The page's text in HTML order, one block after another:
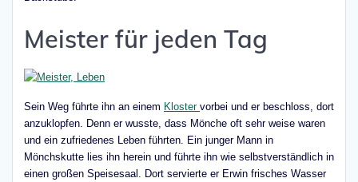
Meister für jeden Tag
Sein Weg führte ihn an einem Kloster vorbei und er beschloss, dort
anzuklopfen. Denn er wusste, dass Mönche oft sehr weise waren
und ein zufriedenes Leben führten. Ein junger Mann in
Mönchskutte lies ihn herein und führte ihn wie selbstverständlich in
einen großen Speisesaal. Dort servierte er Erwin frisches Wasser